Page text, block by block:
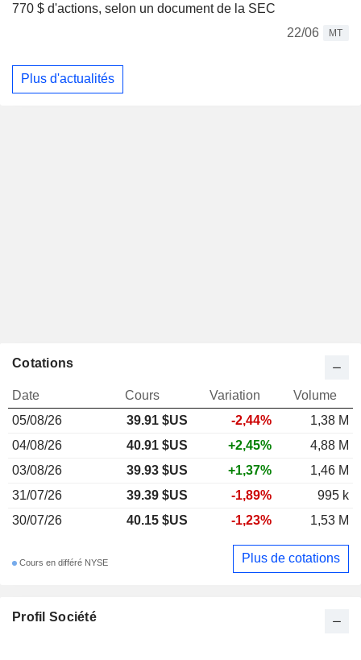
770 $ d'actions, selon un document de la SEC
22/06
MT
Plus d'actualités
Profil Société
Cotations
Date Cours Variation
Volume
05/08/26
39.91 $US -2,44%
1,38 M
04/08/26
40.91 $US +2,45%
4,88 M
03/08/26
39.93 $US +1,37%
1,46 M
31/07/26
39.39 $US -1,89%
995 k
30/07/26
40.15 $US -1,23% 1,53 M
Cours en différé NYSE Plus de cotations